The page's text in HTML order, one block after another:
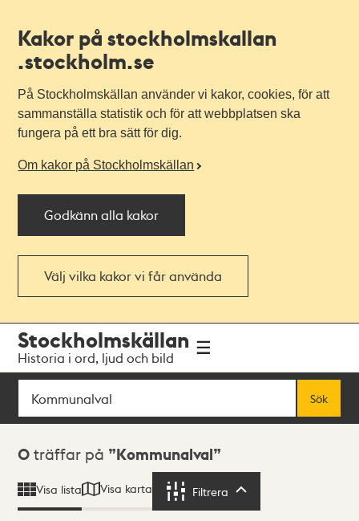
Kakor på stockholmskallan
.stockholm.se
På Stockholmskällan använder vi kakor, cookies, för att
sammanställa statistik och för att webbplatsen ska
fungera på ett bra sätt för dig.
Om kakor på Stockholmskällan
Godkänn alla kakor
Välj vilka kakor vi får använda
navigationen
huvudinnehållet
Stockholmskällan
Historia i ord, ljud och bild
Sök
Sök
Sökresultat
0 träffar på Kommunalval
Visa lista Visa karta Filtrera